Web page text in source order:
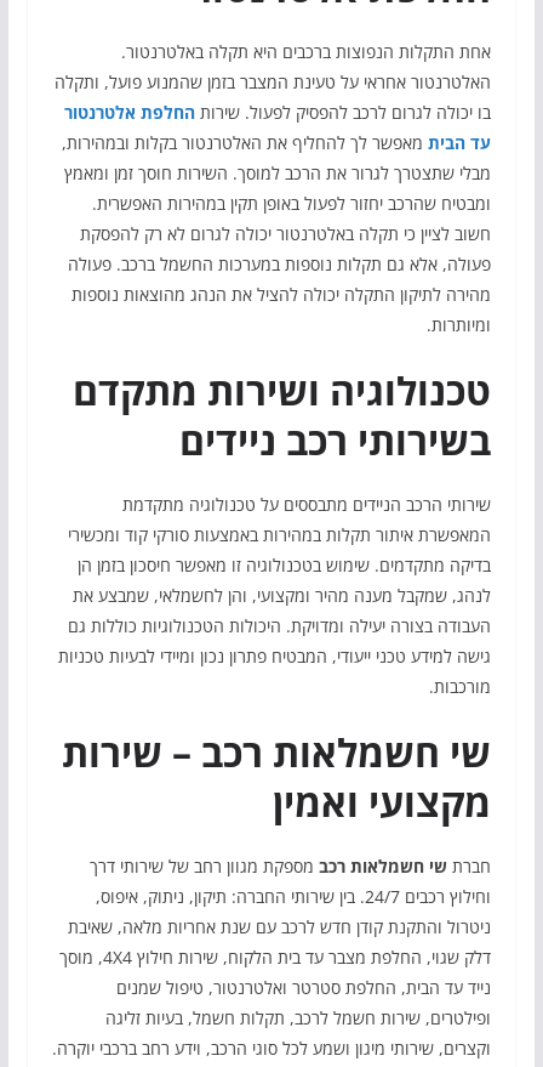
אחת התקלות הנפוצות ברכבים היא תקלה באלטרנטור.
האלטרנטור אחראי על טעינת המצבר בזמן שהמנוע פועל, ותקלה
בו יכולה לגרום לרכב להפסיק לפעול. שירות החלפת אלטרנטור
עד הביתמאפשר לך להחליף את האלטרנטור בקלות ובמהירות,
מבלי שתצטרך לגרור את הרכב למוסך. השירות חוסך זמן ומאמץ
ומבטיח שהרכב יחזור לפעול באופן תקין במהירות האפשרית.
חשוב לציין כי תקלה באלטרנטור יכולה לגרום לא רק להפסקת
פעולה, אלא גם תקלות נוספות במערכות החשמל ברכב. פעולה
מהירה לתיקון התקלה יכולה להציל את הנהג מהוצאות נוספות
ומיותרות.
טכנולוגיה ושירות מתקדם
בשירותי רכב ניידים
שירותי הרכב הניידים מתבססים על טכנולוגיה מתקדמת
המאפשרת איתור תקלות במהירות באמצעות סורקי קוד ומכשירי
בדיקה מתקדמים. שימוש בטכנולוגיה זו מאפשר חיסכון בזמן הן
לנהג, שמקבל מענה מהיר ומקצועי, והן לחשמלאי, שמבצע את
העבודה בצורה יעילה ומדויקת. היכולות הטכנולוגיות כוללות גם
גישה למידע טכני ייעודי, המבטיח פתרון נכון ומיידי לבעיות טכניות
מורכבות.
שי חשמלאות רכב – שירות
מקצועי ואמין
חברת שי חשמלאות רכבמספקת מגוון רחב של שירותי דרך
וחילוץ רכבים 24/7. בין שירותי החברה: תיקון, ניתוק, איפוס,
ניטרול והתקנת קודן חדש לרכב עם שנת אחריות מלאה, שאיבת
דלק שגוי, החלפת מצבר עד בית הלקוח, שירות חילוץ 4X4, מוסך
נייד עד הבית, החלפת סטרטר ואלטרנטור, טיפול שמנים
ופילטרים, שירות חשמל לרכב, תקלות חשמל, בעיות זליגה
וקצרים, שירותי מיגון ושמע לכל סוגי הרכב, וידע רחב ברכבי יוקרה.